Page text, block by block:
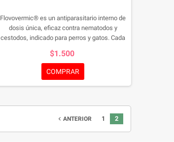
Flovovermic® es un antiparasitario interno de
dosis única, eficaz contra nematodos y
cestodos, indicado para perros y gatos. Cada
y pirantel pamoato, y se administra a razón de
$1.500
COMPRAR
navigate_before ANTERIOR 1 2